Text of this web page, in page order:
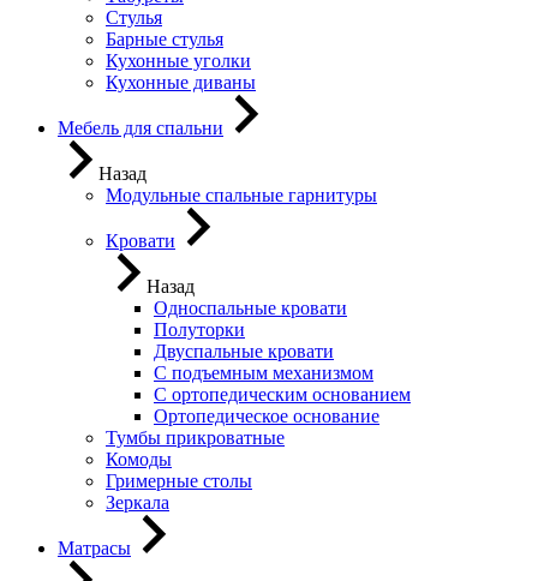
Стулья
Барные стулья
Кухонные уголки
Кухонные диваны
Мебель для спальни
Назад
Модульные спальные гарнитуры
Кровати
Назад
Односпальные кровати
Полуторки
Двуспальные кровати
С подъемным механизмом
С ортопедическим основанием
Ортопедическое основание
Тумбы прикроватные
Комоды
Гримерные столы
Зеркала
Матрасы